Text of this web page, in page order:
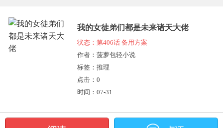
我的女徒弟们都是未来诸天大佬
状态：第406话 备用方案
作者：菠萝包轻小说
标签：推理
点击： 0
时间：07-31